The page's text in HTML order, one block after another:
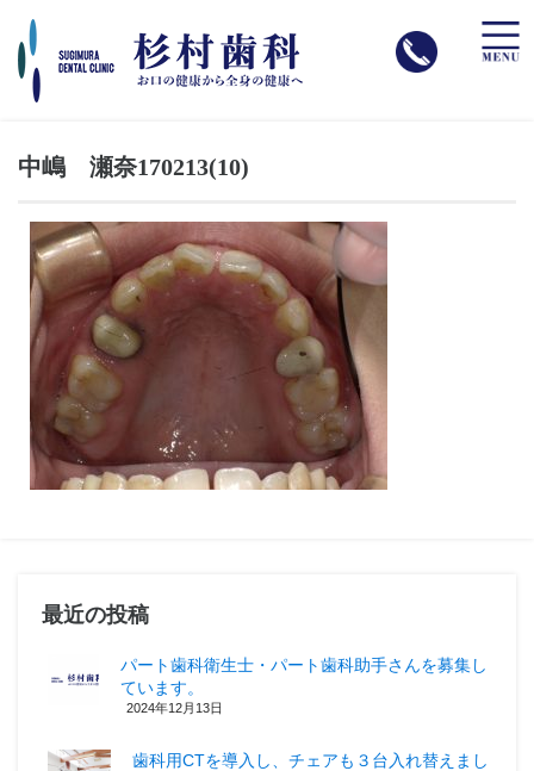
toggle
中嶋 瀬奈170213(10)
最近の投稿
パート歯科衛生士・パート歯科助手さんを募集し
ています。
2024年12月13日
歯科用CTを導入し、チェアも３台入れ替えまし